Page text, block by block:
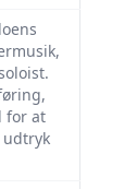
for at
udtryk